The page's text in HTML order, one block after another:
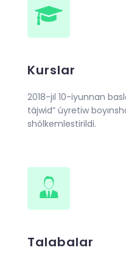
Kurslar
2018-jıl 10-iyunnan
tájwid” úyretiw
shólkemlestirildi.
Talabalar